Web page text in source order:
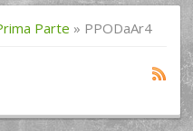
Parte » PPODaAr4